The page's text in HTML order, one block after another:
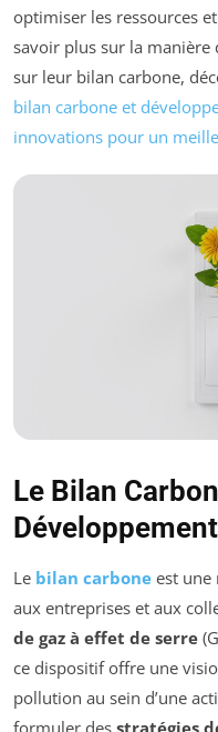
optimiser les ressources
savoir plus sur la manière
sur leur bilan carbone,
bilan carbone et
innovations pour un
Le Bilan
Le bilan carbone est une
aux entreprises et aux
de gaz à effet de serre
ce dispositif offre une
pollution au sein d’une
formuler des stratégies